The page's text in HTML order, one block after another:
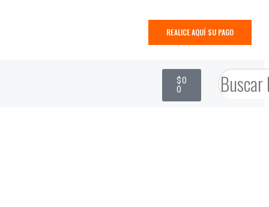
REALICE AQUÍ SU PAGO
$0
0